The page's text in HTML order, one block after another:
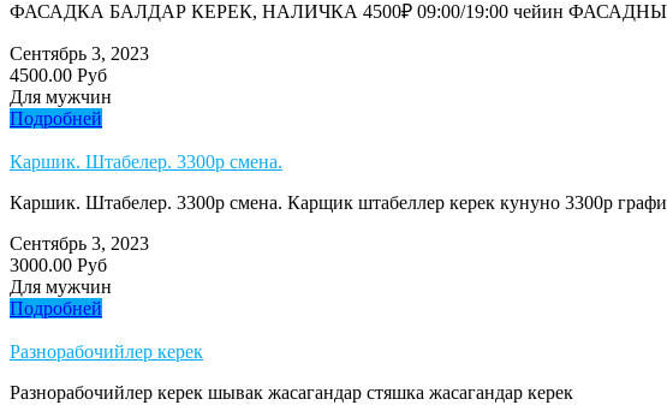
ФАСАДКА БАЛДАР КЕРЕК, НАЛИЧКА 4500₽ 09:00/19:00 чейин ФАСАДНЫЙ
Сентябрь 3, 2023
4500.00 Руб
Для мужчин
Подробней
Каршик. Штабелер. 3300р смена.
Каршик. Штабелер. 3300р смена. Карщик штабеллер керек кунуно 3300р
Сентябрь 3, 2023
3000.00 Руб
Для мужчин
Подробней
Разнорабочийлер керек
Разнорабочийлер керек шывак жасагандар стяшка жасагандар керек